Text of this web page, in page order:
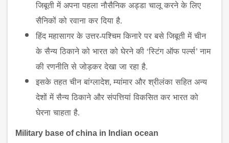
जिबूती में अपना पहला नौसैनिक अड्डा चालू करने के लिए
सैनिकों को रवाना कर दिया है.
हिंद महासागर के उत्तर-पश्चिम किनारे पर बसे जिबूती में चीन
के सैन्य ठिकाने को भारत को घेरने की ‘स्टिंग ऑफ पर्ल्स’ नाम
की रणनीति से जोड़कर देखा जा रहा है.
इसके तहत चीन बांग्लादेश, म्यांमार और श्रीलंका सहित अन्य
देशों में सैन्य ठिकाने और संपत्तियां विकसित कर भारत को
घेरना चाहता है.
Military base of china in Indian ocean